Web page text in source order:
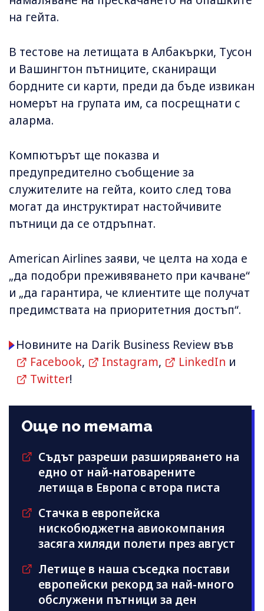
на гейта.
В тестове на летищата в Албакърки, Тусон
и Вашингтон пътниците, сканиращи
бордните си карти, преди да бъде извикан
номерът на групата им, са посрещнати с
аларма.
Компютърът ще показва и
предупредително съобщение за
служителите на гейта, които след това
могат да инструктират настойчивите
пътници да се отдръпнат.
American Airlines заяви, че целта на хода е
„да подобри преживяването при качване“
и „да гарантира, че клиентите ще получат
предимствата на приоритетния достъп“.
Новините на Darik Business Review във
Facebook, Instagram, LinkedIn и
Twitter!
Още по темата
Съдът разреши разширяването на
едно от най-натоварените
летища в Европа с втора писта
Стачка в европейска
нискобюджетна авиокомпания
засяга хиляди полети през август
Летище в наша съседка постави
европейски рекорд за най-много
обслужени пътници за ден